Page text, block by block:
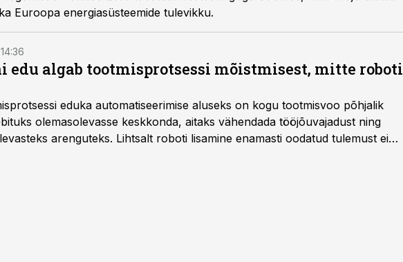
Euroopa energiasüsteemide tulevikku.
algab tootmisprotsessi mõistmisest, mitte roboti
eduka automatiseerimise aluseks on kogu tootmisvoo põhjalik
olemasolevasse keskkonda, aitaks vähendada tööjõuvajadust ning
arenguteks. Lihtsalt roboti lisamine enamasti oodatud tulemust ei